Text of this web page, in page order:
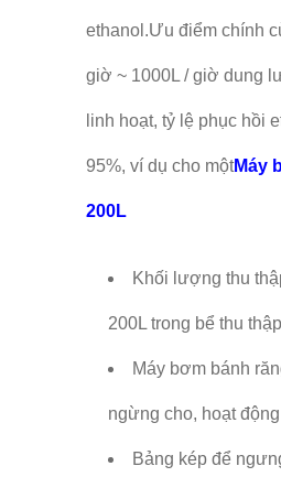
ethanol.Ưu điểm chính
giờ ~ 1000L / giờ dung
linh hoạt, tỷ lệ phục hồi
95%, ví dụ cho mộtMáy
200L
Khối lượng thu
200L trong bể thu
Máy bơm bánh
ngừng cho, hoạt
Bảng kép để